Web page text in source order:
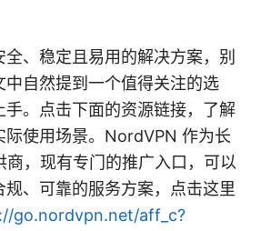
、稳定且易用的解决方案，别
中自然提到一个值得关注的选
手。点击下面的资源链接，了解
际使用场景。NordVPN 作为长
商，现有专门的推广入口，可以
、可靠的服务方案，点击这里
go.nordvpn.net/aff_c?